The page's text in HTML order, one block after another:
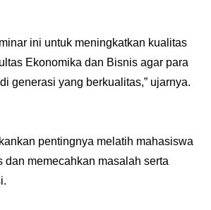
ini untuk meningkatkan kualitas
Ekonomika dan Bisnis agar para
generasi yang berkualitas,” ujarnya.
pentingnya melatih mahasiswa
dan memecahkan masalah serta